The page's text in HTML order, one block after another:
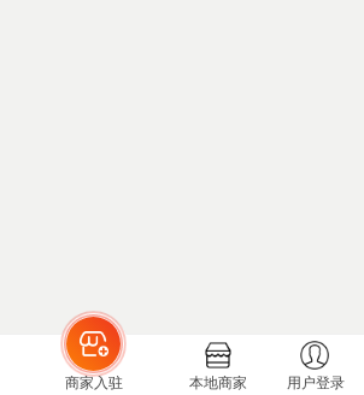
商家入驻 本地商家 用户登录